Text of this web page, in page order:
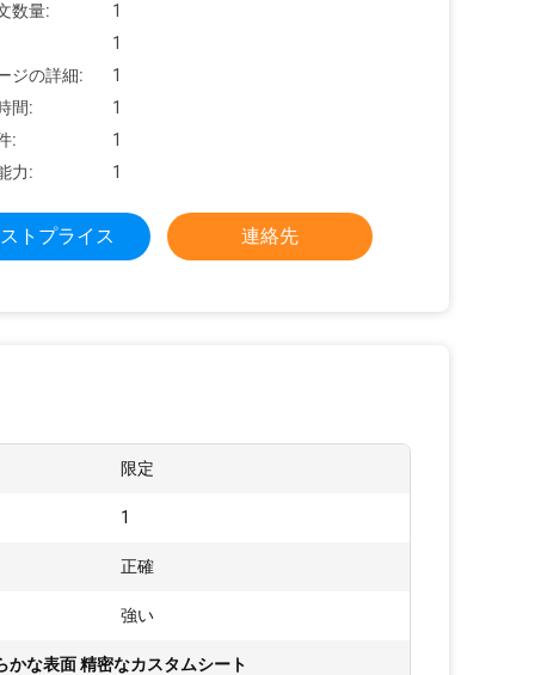
数量:
1
1
ジの詳細:
1
間:
1
:
1
力:
1
トプライス 連絡先
限定
1
正確
強い
かな表面 精密なカスタムシート